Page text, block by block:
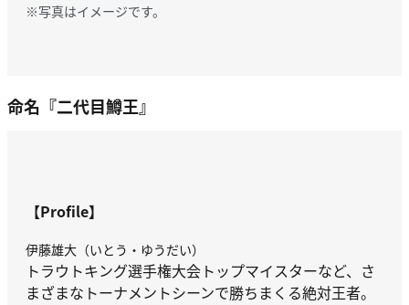
※写真はイメージです。
命名『二代目鱒王』
【Profile】
伊藤雄大（いとう・ゆうだい）
トラウトキング選手権大会トップマイスターなど、さ
まざまなトーナメントシーンで勝ちまくる絶対王者。